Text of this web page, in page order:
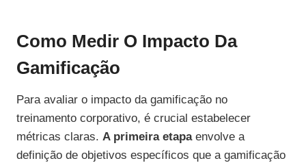
Como Medir O Impacto Da
Gamificação
Para avaliar o impacto da gamificação no
treinamento corporativo, é crucial estabelecer
métricas claras. A primeira etapaenvolve a
definição de objetivos específicos que a gamificação